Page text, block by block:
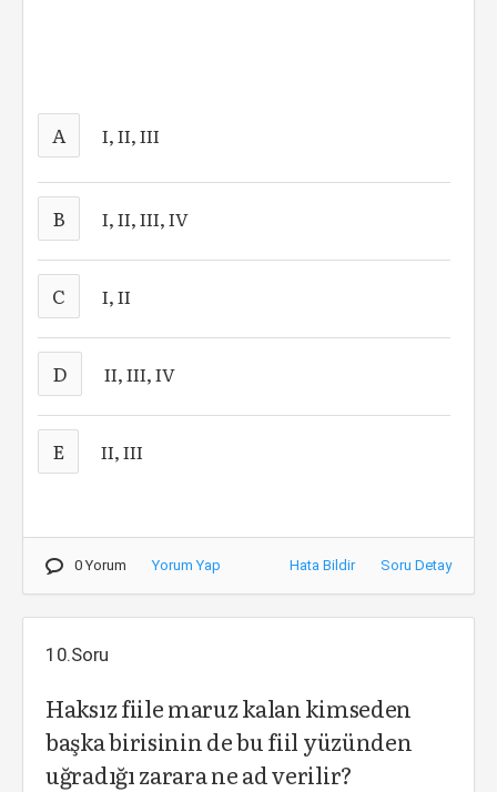
A I, II, III
B I, II, III, IV
C I, II
D II, III, IV
E II, III
0 Yorum Yorum Yap Hata Bildir Soru Detay
10.Soru
Haksız fiile maruz kalan kimseden
başka birisinin de bu fiil yüzünden
uğradığı zarara ne ad verilir?